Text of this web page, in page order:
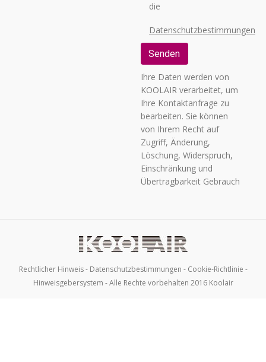
die
Datenschutzbestimmungen
Ihre Daten werden von
KOOLAIR verarbeitet, um
Ihre Kontaktanfrage zu
bearbeiten. Sie können
von Ihrem Recht auf
Zugriff, Änderung,
Löschung, Widerspruch,
Einschränkung und
Übertragbarkeit Gebrauch
Adresse: C/ URANO, 26 –
POLIGONO INDUSTRIAL
28936 MÓSTOLES
(MADRID), wobei Sie Ihre
Rechtlicher Hinweis- Datenschutzbestimmungen - Cookie-Richtlinie -
Hinweisgebersystem - Alle Rechte vorbehalten 2016 Koolair